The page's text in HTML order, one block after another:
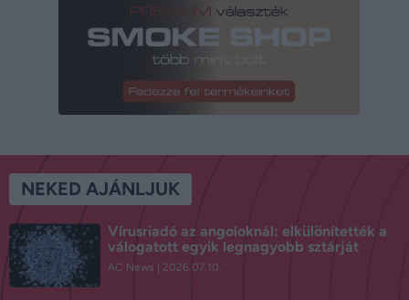
NEKED AJÁNLJUK
Vírusriadó az angoloknál: elkülönítették a
válogatott egyik legnagyobb sztárját
AC News 2026.07.10.